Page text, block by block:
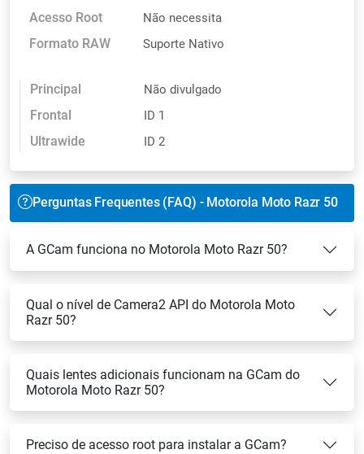
Acesso Root Não necessita
Formato RAW Suporte Nativo
Principal Não divulgado
Frontal ID 1
Ultrawide ID 2
Perguntas Frequentes (FAQ) - Motorola Moto Razr 50
A GCam funciona no Motorola Moto Razr 50?
Qual o nível de Camera2 API do Motorola Moto
Razr 50?
Quais lentes adicionais funcionam na GCam do
Motorola Moto Razr 50?
Preciso de acesso root para instalar a GCam?